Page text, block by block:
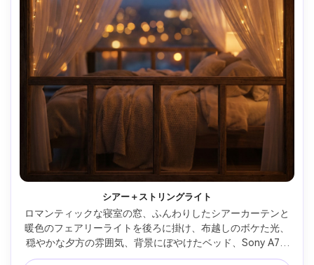
シアー＋ストリングライト
ロマンティックな寝室の窓、ふんわりしたシアーカーテンと
暖色のフェアリーライトを後ろに掛け、布越しのボケた光、
穏やかな夕方の雰囲気、背景にぼやけたベッド、Sony A7S
III・85mm・f/1.4、浅い被写界深度、夢のようなカラーグレ